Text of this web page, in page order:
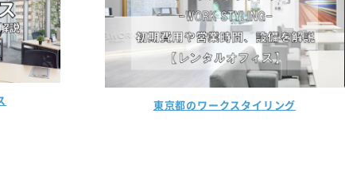
東京都のクロスコープ